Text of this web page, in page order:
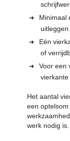
Minimaal
uitleggen
Eén
of
Voor een
vierkante
Het aantal
een
werk nodig is.